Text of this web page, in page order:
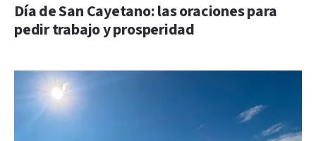
Día de San Cayetano: las oraciones para
pedir trabajo y prosperidad